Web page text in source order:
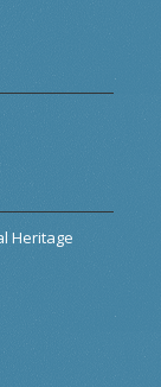
Heritage